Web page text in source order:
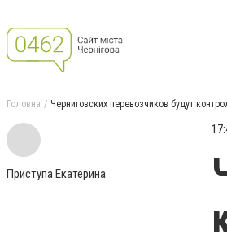
Головна Черниговских перевозчиков будут
Приступа Екатерина